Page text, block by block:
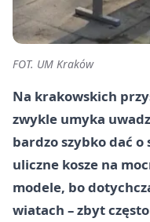
FOT. UM Kraków
Na krakowskich
zwykle umyka
bardzo szybko dać
uliczne kosze na
modele, bo
wiatach – zbyt